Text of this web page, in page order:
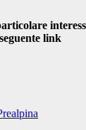
link